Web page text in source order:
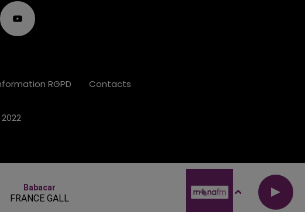
Babacar
FRANCE GALL
RGPD Contacts
2022